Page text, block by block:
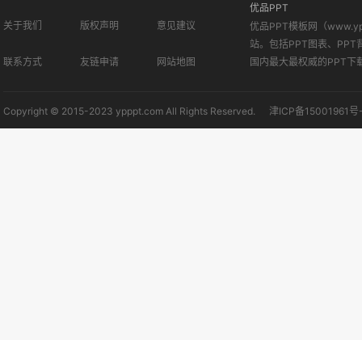
关于我们 版权声明 意见建议
联系方式 友链申请 网站地图
优品PPT
优品PPT模板网（
站。包括PPT图表、PPT
国内最大最权威的PPT下
Copyright © 2015-2023 ypppt.com All Rights Reserved. 津ICP备15001961号